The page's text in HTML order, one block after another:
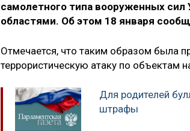
самолетного типа вооруженных
областями. Об этом 18 января
Отмечается, что таким образом была
террористическую атаку по объектам
Для родителей
штрафы